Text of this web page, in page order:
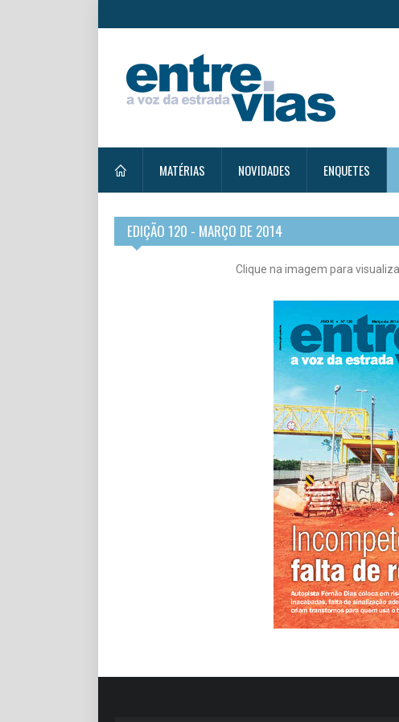
MATÉRIAS NOVIDADES ENQUETES
EDIÇÃO 120 - MARÇO DE 2014
Clique na imagem para